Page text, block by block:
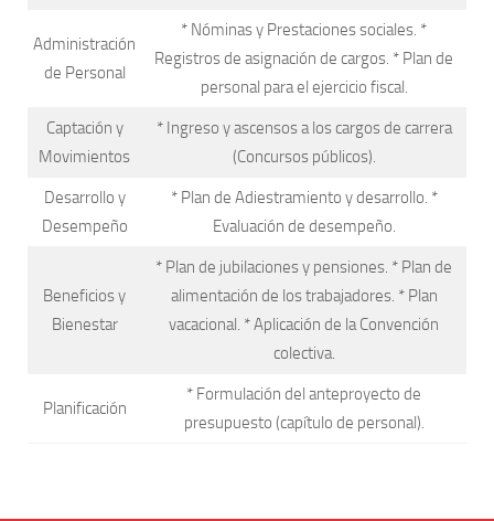
Administración
de Personal
* Nóminas y Prestaciones sociales. *
Registros de asignación de cargos. * Plan de
personal para el ejercicio fiscal.
Captación y
Movimientos
* Ingreso y ascensos a los cargos de carrera
(Concursos públicos).
Desarrollo y
Desempeño
* Plan de Adiestramiento y desarrollo. *
Evaluación de desempeño.
Beneficios y
Bienestar
* Plan de jubilaciones y pensiones. * Plan de
alimentación de los trabajadores. * Plan
vacacional. * Aplicación de la Convención
colectiva.
Planificación
* Formulación del anteproyecto de
presupuesto (capítulo de personal).